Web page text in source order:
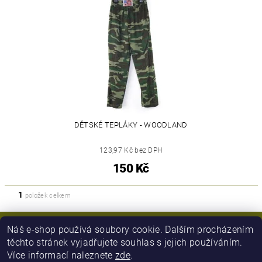
DĚTSKÉ TEPLÁKY - WOODLAND
123,97 Kč bez DPH
150 Kč
1 položek celkem
Náš e-shop používá soubory cookie. Dalším procházením
těchto stránek vyjadřujete souhlas s jejich používáním.
Více informací naleznetezde.